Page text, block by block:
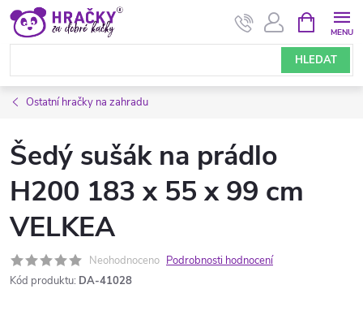
Přejít
obsah
HLEDAT
NÁKUPNÍ
KOŠÍK
Ostatní hračky na zahradu
Šedý sušák na prádlo
H200 183 x 55 x 99 cm
VELKEA
Neohodnoceno Podrobnosti hodnocení
Kód produktu: DA-41028